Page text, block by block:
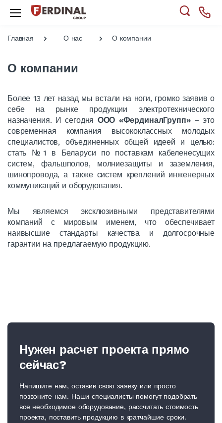
Главная О нас О компании
О компании
Более 13 лет назад мы встали на ноги, громко заявив о
себе на рынке продукции электротехнического
назначения. И сегодня ООО «ФердиналГрупп» – это
современная компания высококлассных молодых
специалистов, объединенных общей идеей и целью:
стать №1 в Беларуси по поставкам кабеленесущих
систем, фальшполов, молниезащиты и заземления,
шинопровода, а также систем креплений инженерных
коммуникаций и оборудования.
Мы являемся эксклюзивными представителями
компаний с мировым именем, что обеспечивает
наивысшие стандарты качества и долгосрочные
гарантии на предлагаемую продукцию.
Нужен расчет проекта прямо
сейчас?
Напишите нам, оставив свою заявку или просто
позвоните нам. Наши специалисты помогут подобрать
все необходимое оборудование, рассчитать стоимость
проекта, поставить продукцию в кратчайшие сроки.